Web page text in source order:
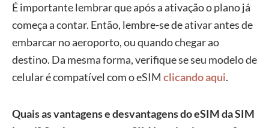
É importante lembrar que após a ativação o plano já
começa a contar. Então, lembre-se de ativar antes de
embarcar no aeroporto, ou quando chegar ao
destino. Da mesma forma, verifique se seu modelo de
celular é compatível com o eSIM clicando aqui.
Quais as vantagens e desvantagens do eSIM da SIM